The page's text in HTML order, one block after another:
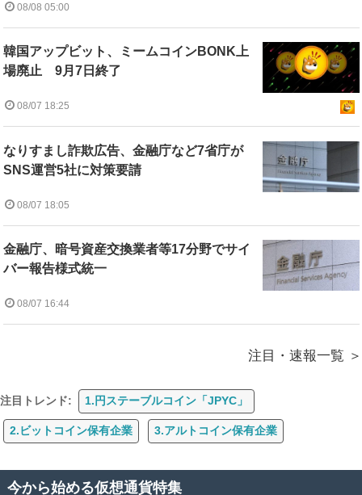
08/08 05:00
韓国アップビット、ミームコインBONK上
場廃止 9月7日終了
08/07 18:25
なりすまし詐欺広告、金融庁など7省庁が
SNS運営5社に対策要請
08/07 18:05
金融庁、暗号資産交換業者等17分野でサイ
バー報告様式統一
08/07 16:44
注目・速報一覧
注目トレンド: 1.円ステーブルコイン「JPYC」
2.ビットコイン保有企業 3.アルトコイン保有企業
今から始める仮想通貨特集